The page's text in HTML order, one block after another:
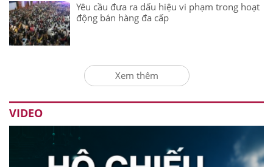
Yêu cầu đưa ra dấu hiệu vi phạm trong hoạt
động bán hàng đa cấp
Xem thêm
VIDEO